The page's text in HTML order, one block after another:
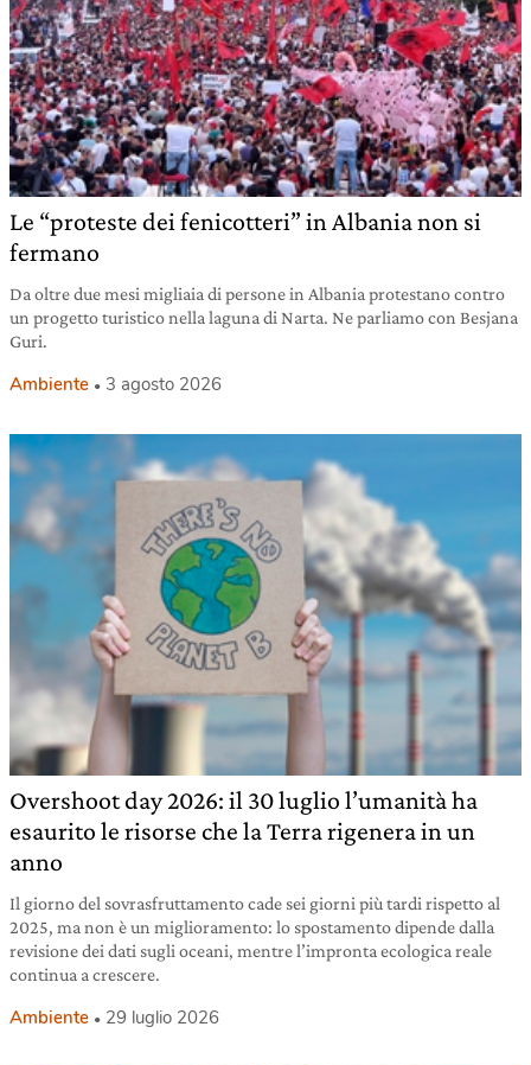
Le “proteste dei fenicotteri” in Albania non si
fermano
Da oltre due mesi migliaia di persone in Albania protestano contro
un progetto turistico nella laguna di Narta. Ne parliamo con Besjana
Guri.
Ambiente 3 agosto 2026
Overshoot day 2026: il 30 luglio l’umanità ha
esaurito le risorse che la Terra rigenera in un
anno
Il giorno del sovrasfruttamento cade sei giorni più tardi rispetto al
2025, ma non è un miglioramento: lo spostamento dipende dalla
revisione dei dati sugli oceani, mentre l’impronta ecologica reale
continua a crescere.
Ambiente 29 luglio 2026